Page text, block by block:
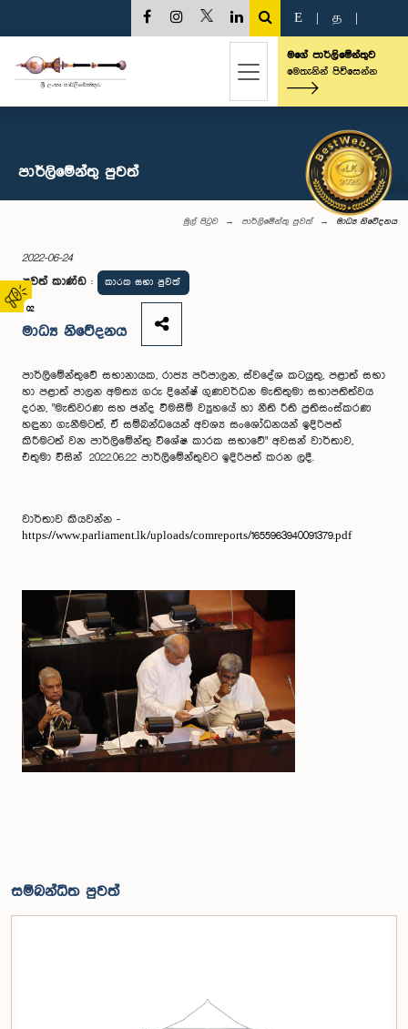
02
E த
මගේ පාර්ලිමේන්තුව
මෙතැනින් පිවිසෙන්න
පාර්ලි‌මේන්තු පුවත්
මුල් පිටුව පාර්ලි‌මේන්තු පුවත් මාධ්‍ය නිවේදනය
2022-06-24
පුවත් කාණ්ඩ : කාරක සභා පුවත්
මාධ්‍ය නිවේදනය
පාර්ලිමේන්තුවේ සභානායක, රාජ්‍ය පරිපාලන, ස්වදේශ කටයුතු, පළාත් සභා
හා පළාත් පාලන අමත්‍ය ගරු දිනේෂ් ගුණවර්ධන මැතිතුමා සභාපතිත්වය
දරන, "මැතිවරණ සහ ඡන්ද විමසීම් ව්‍යුහයේ හා නීති රීති ප්‍රතිසංස්කරණ
හඳුනා ගැනීමටත්, ඒ සම්බන්ධයෙන් අවශ්‍ය සංශෝධනයන් ඉදිරිපත්
කිරීමටත් වන පාර්ලිමේන්තු විශේෂ කාරක සභාවේ" අවසන් වාර්තාව,
එතුමා විසින් 2022.06.22 පාර්ලිමේන්තුවට ඉදිරිපත් කරන ලදී.
වාර්තාව කියවන්න -
https://www.parliament.lk/uploads/comreports/1655963940091379.pdf
සම්බන්ධිත පුවත්